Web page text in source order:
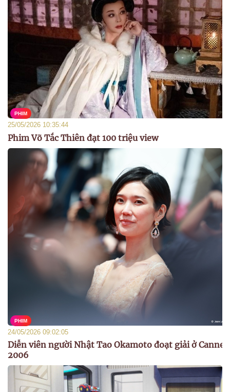
PHIM
25/05/2026 10:35:44
Phim Võ Tắc Thiên đạt 100 triệu view
PHIM
24/05/2026 09:02:05
Diễn viên người Nhật Tao Okamoto đoạt giải ở Cannes
2006